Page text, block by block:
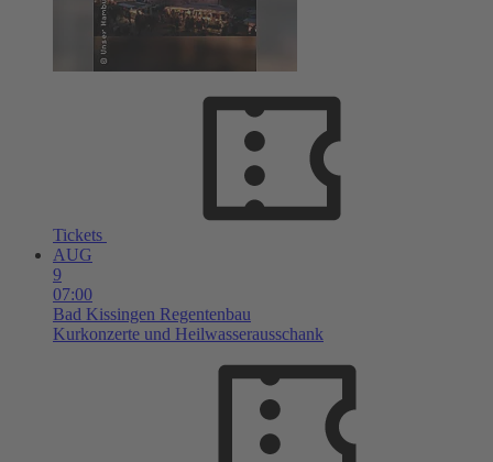
Tickets
AUG
9
07:00
Bad Kissingen Regentenbau
Kurkonzerte und Heilwasserausschank